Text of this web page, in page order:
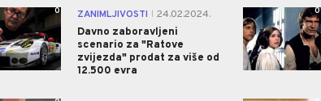
0 ZANIMLJIVOSTI
24.02.2024.
Davno zaboravljeni
scenario za "Ratove
zvijezda" prodat za više od
12.500 evra
0